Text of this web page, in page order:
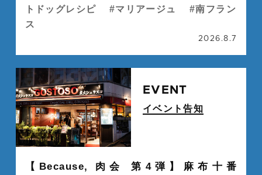
トドッグレシピ
マリアージュ
南フラン
ス
2026.8.7
EVENT
イベント告知
【Because, 肉会 第4弾】麻布十番